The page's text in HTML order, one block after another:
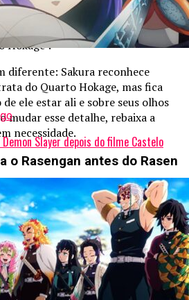
é. Isso não faz sentido, já que seu
Monumento Hokage e seu manto
Hokage”.
diferente: Sakura reconhece
do Quarto Hokage, mas fica
ele estar ali e sobre seus olhos
mudar esse detalhe, rebaixa a
necessidade.
o Rasengan antes do Rasen
Slayer depois do filme Castelo